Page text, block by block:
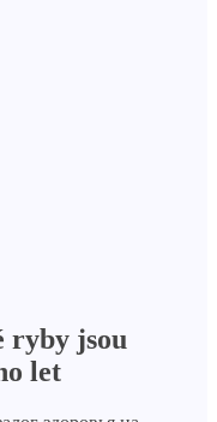
ryby jsou
let